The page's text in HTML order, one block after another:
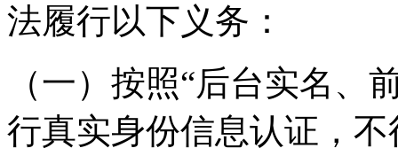
法履行以下义务：
（一）按照“后台实名、
行真实身份信息认证，